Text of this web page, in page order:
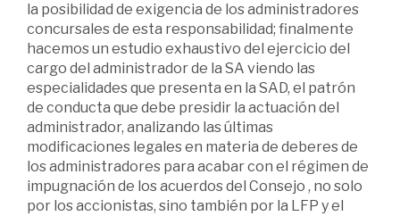
la posibilidad de exigencia de los administradores
concursales de esta responsabilidad; finalmente
hacemos un estudio exhaustivo del ejercicio del
cargo del administrador de la SA viendo las
especialidades que presenta en la SAD, el patrón
de conducta que debe presidir la actuación del
administrador, analizando las últimas
modificaciones legales en materia de deberes de
los administradores para acabar con el régimen de
impugnación de los acuerdos del Consejo , no solo
por los accionistas, sino también por la LFP y el